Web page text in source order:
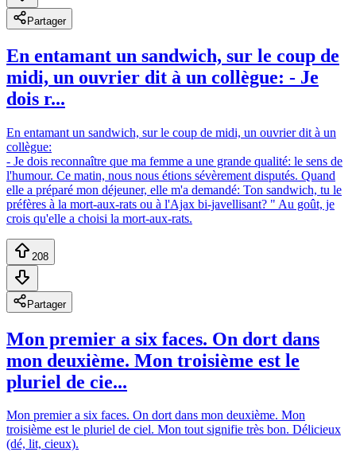
Partager
En entamant un sandwich, sur le coup de
midi, un ouvrier dit à un collègue: - Je
dois r...
En entamant un sandwich, sur le coup de midi, un ouvrier dit à un
collègue:
- Je dois reconnaître que ma femme a une grande qualité: le sens de
l'humour. Ce matin, nous nous étions sévèrement disputés. Quand
elle a préparé mon déjeuner, elle m'a demandé: Ton sandwich, tu le
préfères à la mort-aux-rats ou à l'Ajax bi-javellisant? " Au goût, je
crois qu'elle a choisi la mort-aux-rats.
208
Partager
Mon premier a six faces. On dort dans
mon deuxième. Mon troisième est le
pluriel de cie...
Mon premier a six faces. On dort dans mon deuxième. Mon
troisième est le pluriel de ciel. Mon tout signifie très bon. Délicieux
(dé, lit, cieux).